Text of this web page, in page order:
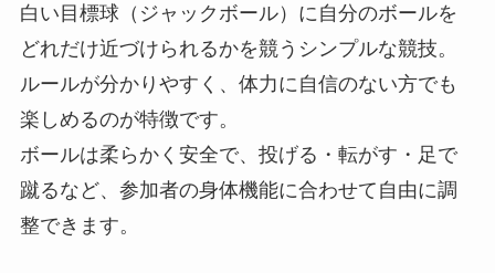
白い目標球（ジャックボール）に自分のボールを
どれだけ近づけられるかを競うシンプルな競技。
ルールが分かりやすく、体力に自信のない方でも
楽しめるのが特徴です。
ボールは柔らかく安全で、投げる・転がす・足で
蹴るなど、参加者の身体機能に合わせて自由に調
整できます。